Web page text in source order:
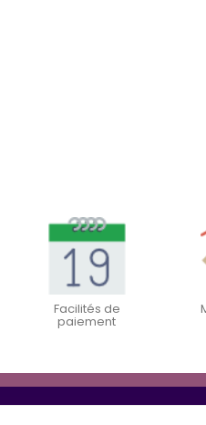
Facilités de
paiement